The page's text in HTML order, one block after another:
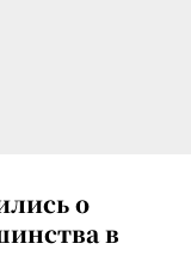
о
в